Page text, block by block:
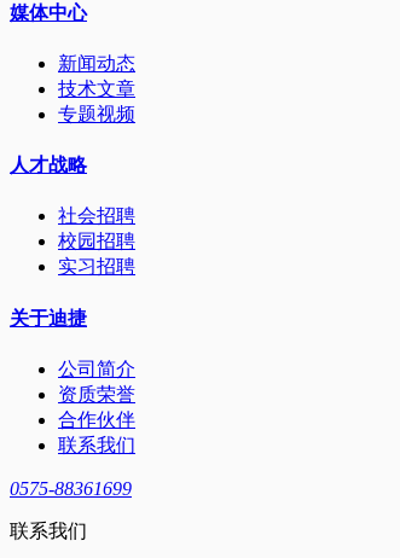
媒体中心
新闻动态
技术文章
专题视频
人才战略
社会招聘
校园招聘
实习招聘
关于迪捷
公司简介
资质荣誉
合作伙伴
联系我们
0575-88361699
联系我们